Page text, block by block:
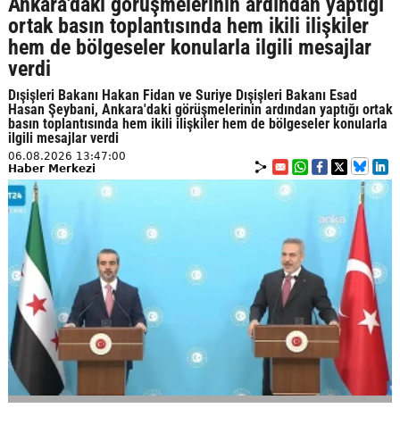
ortak basın toplantısında hem ikili ilişkiler
hem de bölgeseler konularla ilgili mesajlar
verdi
Dışişleri Bakanı Hakan Fidan ve Suriye Dışişleri Bakanı Esad
Hasan Şeybani, Ankara'daki görüşmelerinin ardından yaptığı ortak
basın toplantısında hem ikili ilişkiler hem de bölgeseler konularla
ilgili mesajlar verdi
06.08.2026 13:47:00
Haber Merkezi